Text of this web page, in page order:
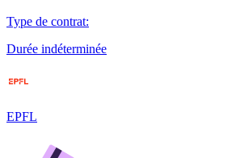
Type de contrat:
Durée indéterminée
EPFL